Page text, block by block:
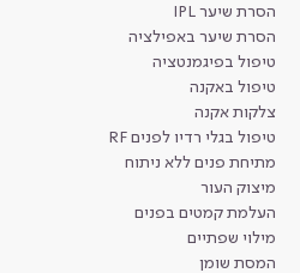
הסרת שיער IPL
הסרת שיער באפילציה
טיפול בפיגמנטציה
טיפול באקנה
צלקות אקנה
טיפול בגלי רדיו לפנים RF
מתיחת פנים ללא ניתוח
מיצוק העור
העלמת קמטים בפנים
מילוי שפתיים
המסת שומן